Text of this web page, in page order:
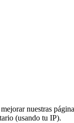
nuestras
(usando tu IP).